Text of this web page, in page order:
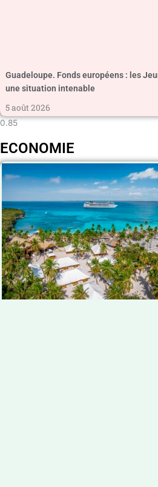
Guadeloupe. Fonds européens : les
une situation intenable
5 août 2026
ECONOMIE